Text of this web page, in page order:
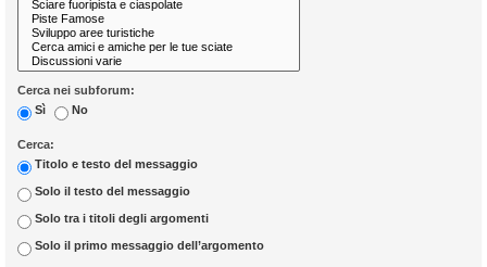
Cerca nei subforum:
Sì
No
Cerca:
Titolo e testo del messaggio
Solo il testo del messaggio
Solo tra i titoli degli argomenti
Solo il primo messaggio dell’argomento